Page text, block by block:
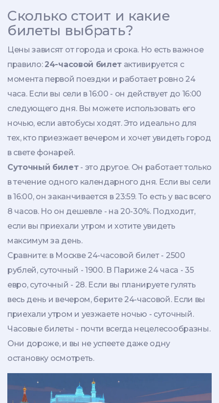
Сколько стоит и какие
билеты выбрать?
Цены зависят от города и срока. Но есть важное
правило: 24-часовой билет активируется с
момента первой поездки и работает ровно 24
часа. Если вы сели в 16:00 - он действует до 16:00
следующего дня. Вы можете использовать его
ночью, если автобусы ходят. Это идеально для
тех, кто приезжает вечером и хочет увидеть город
в свете фонарей.
Суточный билет- это другое. Он работает только
в течение одного календарного дня. Если вы сели
в 16:00, он заканчивается в 23:59. То есть у вас всего
8 часов. Но он дешевле - на 20-30%. Подходит,
если вы приехали утром и хотите увидеть
максимум за день.
Сравните: в Москве 24-часовой билет - 2500
рублей, суточный - 1900. В Париже 24 часа - 35
евро, суточный - 28. Если вы планируете гулять
весь день и вечером, берите 24-часовой. Если вы
приехали утром и уезжаете ночью - суточный.
Часовые билеты - почти всегда нецелесообразны.
Они дороже, и вы не успеете даже одну
остановку осмотреть.